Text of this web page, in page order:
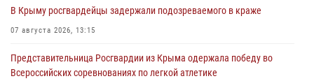
В Крыму росгвардейцы задержали подозреваемого в краже
07 августа 2026, 13:15
Представительница Росгвардии из Крыма одержала победу во
Всероссийских соревнованиях по легкой атлетике